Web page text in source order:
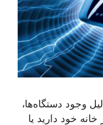
وجود دستگاه‌ها،
خود دارید یا